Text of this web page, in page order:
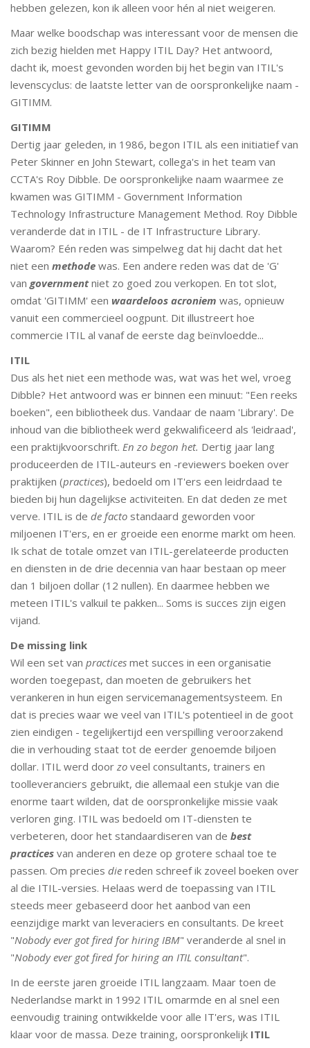
hebben gelezen, kon ik alleen voor hén al niet weigeren.
Maar welke boodschap was interessant voor de mensen die
zich bezig hielden met Happy ITIL Day? Het antwoord,
dacht ik, moest gevonden worden bij het begin van ITIL's
levenscyclus: de laatste letter van de oorspronkelijke naam -
GITIMM.
GITIMM
Dertig jaar geleden, in 1986, begon ITIL als een initiatief van
Peter Skinner en John Stewart, collega's in het team van
CCTA's Roy Dibble. De oorspronkelijke naam waarmee ze
kwamen was GITIMM - Government Information
Technology Infrastructure Management Method. Roy Dibble
veranderde dat in ITIL - de IT Infrastructure Library.
Waarom? Eén reden was simpelweg dat hij dacht dat het
niet een methode was. Een ​​andere reden was dat de 'G'
vangovernmentniet zo goed zou verkopen. En tot slot,
omdat 'GITIMM' een waardeloos acroniem was, opnieuw
vanuit een commercieel oogpunt. Dit illustreert hoe
commercie ITIL al vanaf de eerste dag beïnvloedde...
ITIL
Dus als het niet een methode was, wat was het wel, vroeg
Dibble? Het antwoord was er binnen een minuut: "Een reeks
boeken", een bibliotheek dus. Vandaar de naam 'Library'. De
inhoud van die bibliotheek werd gekwalificeerd als 'leidraad',
een praktijkvoorschrift. En zo begon het. Dertig jaar lang
produceerden de ITIL-auteurs en -reviewers boeken over
praktijken (practices), bedoeld om IT'ers een leidrdaad te
bieden bij hun dagelijkse activiteiten. En dat deden ze met
verve. ITIL is de de facto standaard geworden voor
miljoenen IT'ers, en er groeide een enorme markt om heen.
Ik schat de totale omzet van ITIL-gerelateerde producten
en diensten in de drie decennia van haar bestaan ​​op meer
dan 1 biljoen dollar (12 nullen). En daarmee hebben we
meteen ITIL's valkuil te pakken... Soms is succes zijn eigen
vijand.
De missing link
Wil een set van practices met succes in een organisatie
worden toegepast, dan moeten de gebruikers het
verankeren in hun eigen servicemanagementsysteem. En
dat is precies waar we veel van ITIL's potentieel in de goot
zien eindigen - tegelijkertijd een verspilling veroorzakend
die in verhouding staat tot de eerder genoemde biljoen
dollar. ITIL werd door zo veel consultants, trainers en
toolleveranciers gebruikt, die allemaal een stukje van die
enorme taart wilden, dat de oorspronkelijke missie vaak
verloren ging. ITIL was bedoeld om IT-diensten te
verbeteren, door het standaardiseren van de best
practices van anderen en deze op grotere schaal toe te
passen. Om precies die reden schreef ik zoveel boeken over
al die ITIL-versies. Helaas werd de toepassing van ITIL
steeds meer gebaseerd door het aanbod van een
eenzijdige markt van leveraciers en consultants. De kreet
"Nobody ever got fired for hiring IBM" veranderde al snel in
"Nobody ever got fired for hiring an ITIL consultant".
In de eerste jaren groeide ITIL langzaam. Maar toen de
Nederlandse markt in 1992 ITIL omarmde en al snel een
eenvoudig training ontwikkelde voor alle IT'ers, was ITIL
klaar voor de massa. Deze training, oorspronkelijk ITIL